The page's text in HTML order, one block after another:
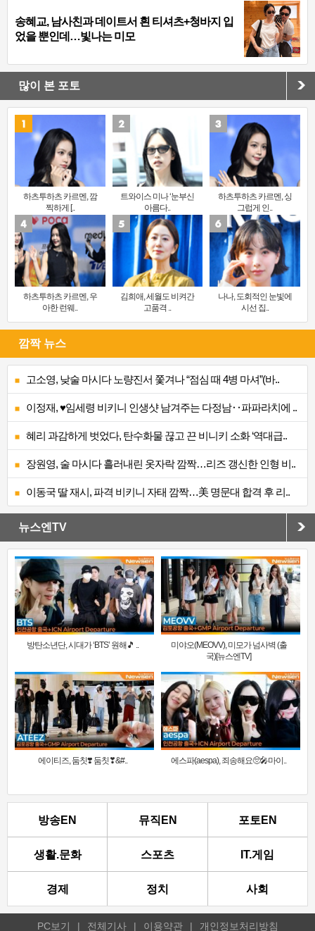
송혜교, 남사친과 데이트서 흰 티셔츠+청바지 입
었을 뿐인데…빛나는 미모
많이 본 포토
하츠투하츠 카르멘, 깜
찍하게 [..
트와이스 미나 ‘눈부신
아름다..
하츠투하츠 카르멘, 싱
그럽게 인..
하츠투하츠 카르멘, 우
아한 런웨..
김희애, 세월도 비켜간
고품격 ..
나나, 도회적인 눈빛에
시선 집..
깜짝 뉴스
고소영, 낮술 마시다 노량진서 쫓겨나 “점심 때 4병 마셔”(바..
이정재, ♥임세령 비키니 인생샷 남겨주는 다정남‥파파라치에 ..
혜리 과감하게 벗었다, 탄수화물 끊고 끈 비니키 소화 ‘역대급..
장원영, 술 마시다 흘러내린 옷자락 깜짝…리즈 갱신한 인형 비..
이동국 딸 재시, 파격 비키니 자태 깜짝…美 명문대 합격 후 리..
뉴스엔TV
방탄소년단, 시대가 ‘BTS’ 원해🎵 ..
미야오(MEOVV), 미모가 넘사벽 (출
국)[뉴스엔TV]
에이티즈, 둠칫❣️ 둠칫❣&#.. 에스파(aespa), 죄송해요🥺🎤마이..
방송EN 뮤직EN 포토EN
생활.문화 스포츠 IT.게임
경제 정치 사회
PC보기 | 전체기사 | 이용약관 | 개인정보처리방침